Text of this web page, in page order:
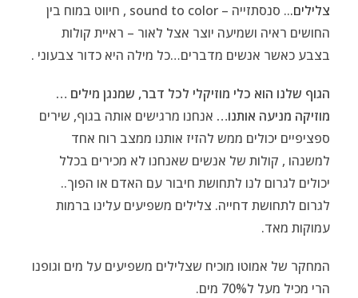
צלילים.
.. סנסתזייה – sound to color , חיווט במוח בין
החושים ראיה ושמיעה יוצר אצל לאור – ראיית קולות
בצבע כאשר אנשים מדברים…כל מילה היא כדור צבעוני .
הגוף שלנו הוא כלי מוזיקלי לכל דבר, שמנגן מילים …
מוזיקה מניעה אותנו… אנחנו מרגישים אותה בגוף, שירים
ספציפיים יכולים ממש להזיז אותנו ממצב רוח אחד
למשנהו , קולות של אנשים שאנחנו לא מכירים בכלל
יכולים לגרום לנו לתחושת חיבור עם האדם או הפוך..
לגרום לתחושת דחייה. צלילים משפיעים עלינו ברמות
עמוקות מאד.
המחקר של אמוטו מוכיח שצלילים משפיעים על מים וגופנו
הרי מכיל מעל ל70% מים.